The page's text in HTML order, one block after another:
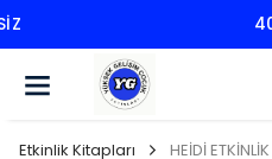
400 TL VE ÜZERI
Etkinlik Kitapları HEİDİ